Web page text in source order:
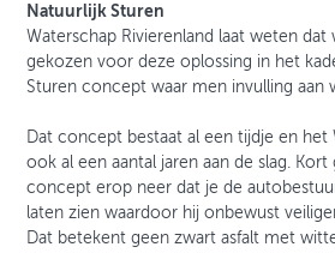
Natuurlijk Sturen
Waterschap Rivierenland laat weten
gekozen voor deze oplossing in het
Sturen concept waar men invulling aan
Dat concept bestaat al een tijdje en het
ook al een aantal jaren aan de slag.
concept erop neer dat je de
laten zien waardoor hij onbewust
Dat betekent geen zwart asfalt met